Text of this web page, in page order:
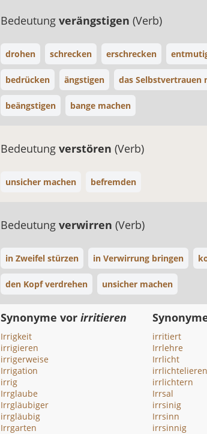
Bedeutung verängstigen (Verb)
drohen schrecken erschrecken
bedrücken ängstigen das Selbstvertrauen
beängstigen bange machen
Bedeutung verstören (Verb)
unsicher machen befremden
Bedeutung verwirren (Verb)
in Zweifel stürzen in Verwirrung bringen
den Kopf verdrehen unsicher machen
Synonyme vor irritieren
Irrigkeit
irrigieren
irrigerweise
Irrigation
irrig
Irrglaube
Irrgläubiger
irrgläubig
Irrgarten
irritiert
Irrlehre
Irrlicht
irrlichtelieren
irrlichtern
Irrsal
irrsinig
Irrsinn
irrsinnig